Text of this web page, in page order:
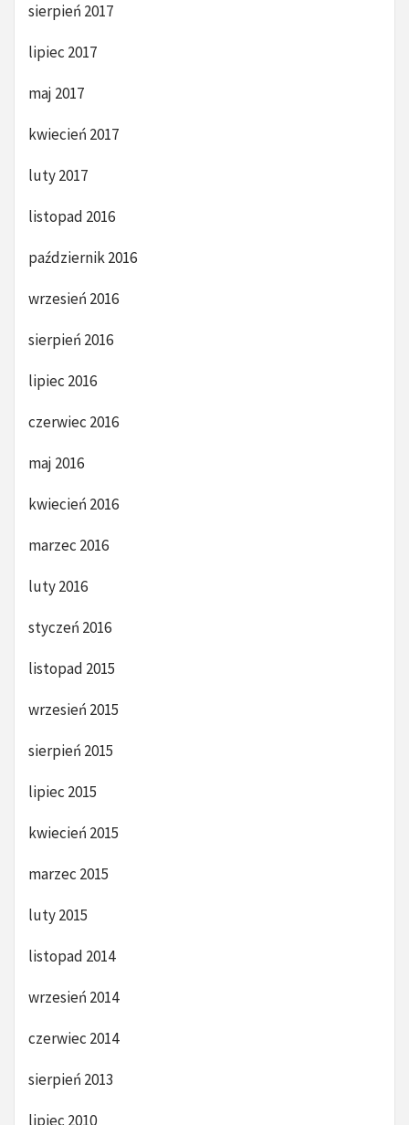
sierpień 2017
lipiec 2017
maj 2017
kwiecień 2017
luty 2017
listopad 2016
październik 2016
wrzesień 2016
sierpień 2016
lipiec 2016
czerwiec 2016
maj 2016
kwiecień 2016
marzec 2016
luty 2016
styczeń 2016
listopad 2015
wrzesień 2015
sierpień 2015
lipiec 2015
kwiecień 2015
marzec 2015
luty 2015
listopad 2014
wrzesień 2014
czerwiec 2014
sierpień 2013
lipiec 2010